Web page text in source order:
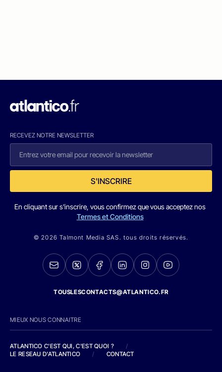
RECEVEZ NOTRE NEWSLETTER
S'INSCRIRE
En cliquant sur s'inscrire, vous confirmez que vous acceptez nos
Termes et Conditions
© 2026 Talmont Media SAS. tous droits réservés.
TOUSLESCONTACTS@ATLANTICO.FR
MIEUX NOUS CONNAITRE
ATLANTICO C'EST QUI, C'EST QUOI ?
/
LE RESEAU D'ATLANTICO
/ CONTACT